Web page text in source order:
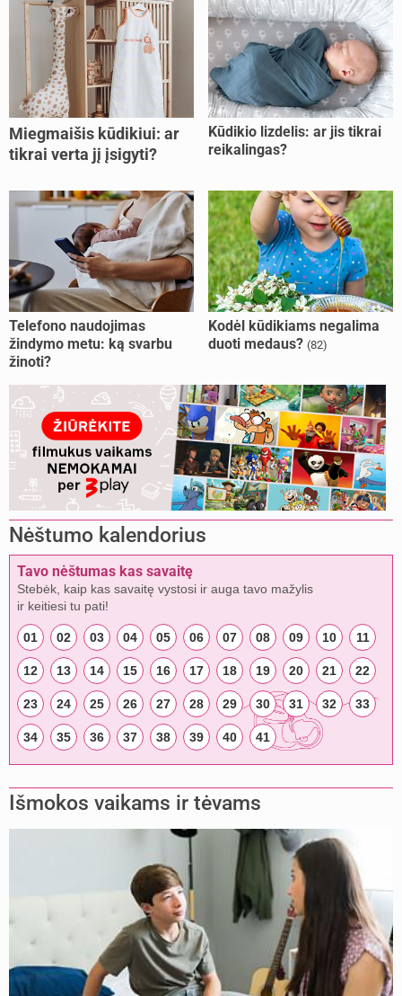
Miegmaišis kūdikiui: ar
tikrai verta jį įsigyti?
Kūdikio lizdelis: ar jis tikrai
reikalingas?
Telefono naudojimas
žindymo metu: ką svarbu
žinoti?
Kodėl kūdikiams negalima
duoti medaus? (82)
Nėštumo kalendorius
Tavo nėštumas kas savaitę
Stebėk, kaip kas savaitę vystosi ir auga tavo mažylis
ir keitiesi tu pati!
01 02 03 04 05 06 07 08 09 10 11
12 13 14 15 16 17 18 19 20 21 22
23 24 25 26 27 28 29 30 31 32 33
34 35 36 37 38 39 40 41
Išmokos vaikams ir tėvams